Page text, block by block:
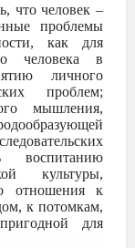
что человек –
проблемы
как для
человека в
личного
проблем;
мышления,
воспитанию
культуры,
отношения к
к потомкам,
для